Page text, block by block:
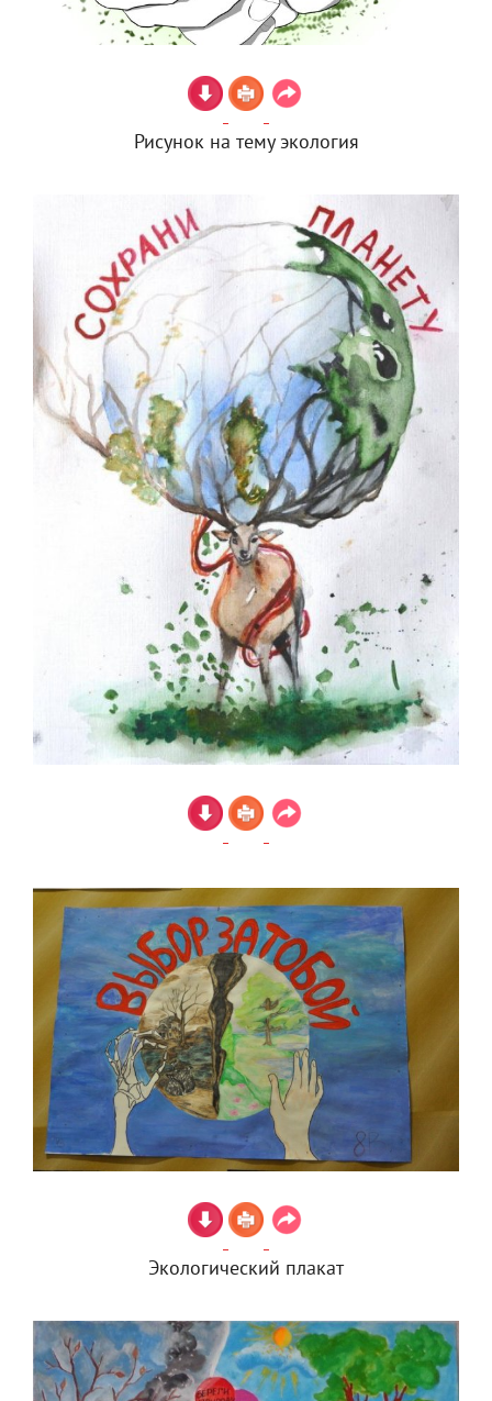
Рисунок на тему экология
Экологический плакат